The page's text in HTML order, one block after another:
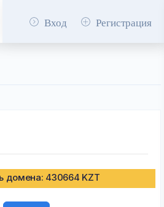
Вход Регистрация
домена: 430664 KZT